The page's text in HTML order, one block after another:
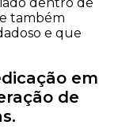
também
e que
em
de